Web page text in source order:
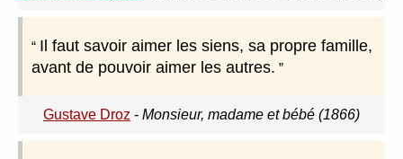
Il faut savoir aimer les siens, sa propre famille,
avant de pouvoir aimer les autres.
Gustave Droz - Monsieur, madame et bébé (1866)